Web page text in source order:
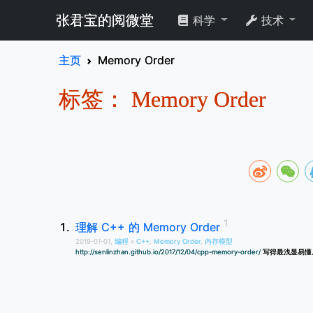
张君宝的阅微堂 科学 技术
主页 Memory Order
标签： Memory Order
理解 C++ 的 Memory Order
2019-01-01, 编程 » C++ Memory Order, 内存模型
http://senlinzhan.github.io/2017/12/04/cpp-memory-order/ 写得最浅显易懂